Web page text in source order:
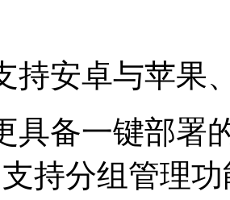
持安卓与苹果
具备一键部署
持分组管理